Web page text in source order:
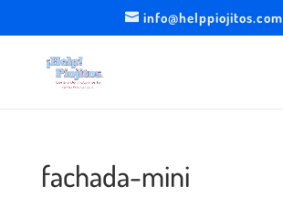
info@helppiojitos.com
fachada-mini